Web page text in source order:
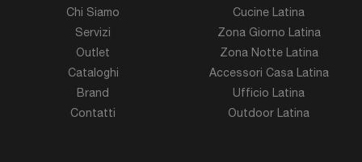
Chi Siamo
Servizi
Outlet
Cataloghi
Brand
Contatti
Cucine Latina
Zona Giorno Latina
Zona Notte Latina
Accessori Casa Latina
Ufficio Latina
Outdoor Latina